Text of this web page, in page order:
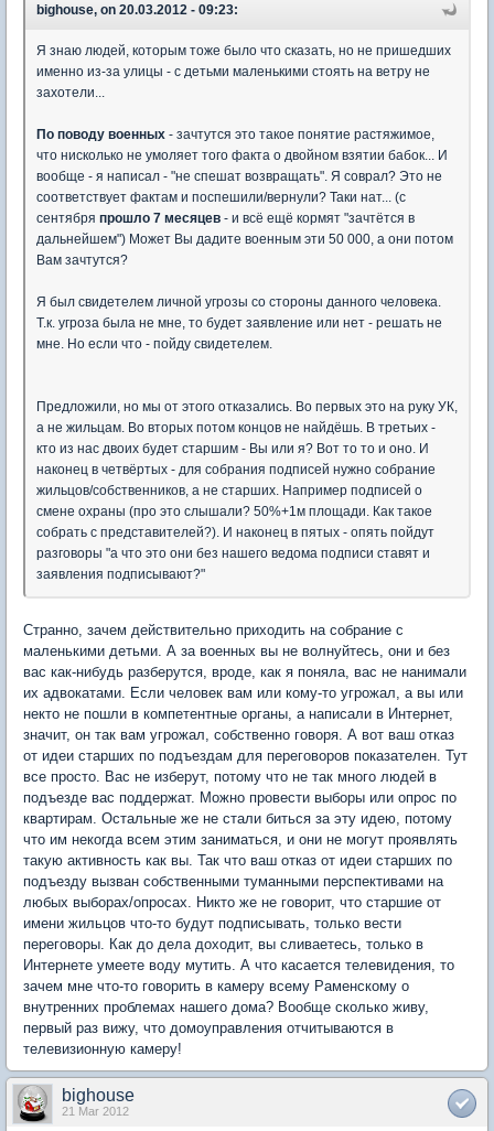
bighouse, on 20.03.2012 - 09:23:
Я знаю людей, которым тоже было что сказать, но не пришедших
именно из-за улицы - с детьми маленькими стоять на ветру не
захотели...
По поводу военных - зачтутся это такое понятие растяжимое,
что нисколько не умоляет того факта о двойном взятии бабок... И
вообще - я написал - "не спешат возвращать". Я соврал? Это не
соответствует фактам и поспешили/вернули? Таки нат... (с
сентября прошло 7 месяцев - и всё ещё кормят "зачтётся в
дальнейшем") Может Вы дадите военным эти 50 000, а они потом
Вам зачтутся?
Я был свидетелем личной угрозы со стороны данного человека.
Т.к. угроза была не мне, то будет заявление или нет - решать не
мне. Но если что - пойду свидетелем.
Предложили, но мы от этого отказались. Во первых это на руку УК,
а не жильцам. Во вторых потом концов не найдёшь. В третьих -
кто из нас двоих будет старшим - Вы или я? Вот то то и оно. И
наконец в четвёртых - для собрания подписей нужно собрание
жильцов/собственников, а не старших. Например подписей о
смене охраны (про это слышали? 50%+1м площади. Как такое
собрать с представителей?). И наконец в пятых - опять пойдут
разговоры "а что это они без нашего ведома подписи ставят и
заявления подписывают?"
Странно, зачем действительно приходить на собрание с
маленькими детьми. А за военных вы не волнуйтесь, они и без
вас как-нибудь разберутся, вроде, как я поняла, вас не нанимали
их адвокатами. Если человек вам или кому-то угрожал, а вы или
некто не пошли в компетентные органы, а написали в Интернет,
значит, он так вам угрожал, собственно говоря. А вот ваш отказ
от идеи старших по подъездам для переговоров показателен. Тут
все просто. Вас не изберут, потому что не так много людей в
подъезде вас поддержат. Можно провести выборы или опрос по
квартирам. Остальные же не стали биться за эту идею, потому
что им некогда всем этим заниматься, и они не могут проявлять
такую активность как вы. Так что ваш отказ от идеи старших по
подъезду вызван собственными туманными перспективами на
любых выборах/опросах. Никто же не говорит, что старшие от
имени жильцов что-то будут подписывать, только вести
переговоры. Как до дела доходит, вы сливаетесь, только в
Интернете умеете воду мутить. А что касается телевидения, то
зачем мне что-то говорить в камеру всему Раменскому о
внутренних проблемах нашего дома? Вообще сколько живу,
первый раз вижу, что домоуправления отчитываются в
телевизионную камеру!
bighouse
21 Mar 2012